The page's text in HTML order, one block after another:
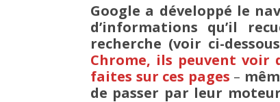
Google a développé le
d’informations qu’il
recherche (voir ci-
Chrome, ils peuvent voir
faites sur ces pages –
de passer par leur